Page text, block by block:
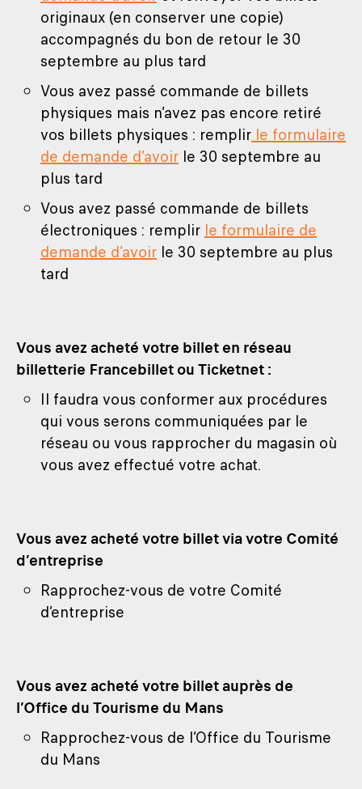
originaux (en conserver une copie)
accompagnés du bon de retour le 30
septembre au plus tard
Vous avez passé commande de billets
physiques mais n’avez pas encore retiré
vos billets physiques : remplir le formulaire
de demande d’avoir le 30 septembre au
plus tard
Vous avez passé commande de billets
électroniques : remplir le formulaire de
demande d’avoir le 30 septembre au plus
tard
Vous avez acheté votre billet en réseau
billetterie Francebillet ou Ticketnet :
Il faudra vous conformer aux procédures
qui vous serons communiquées par le
réseau ou vous rapprocher du magasin où
vous avez effectué votre achat.
Vous avez acheté votre billet via votre Comité
d’entreprise
Rapprochez-vous de votre Comité
d’entreprise
Vous avez acheté votre billet auprès de
l’Office du Tourisme du Mans
Rapprochez-vous de l’Office du Tourisme
du Mans